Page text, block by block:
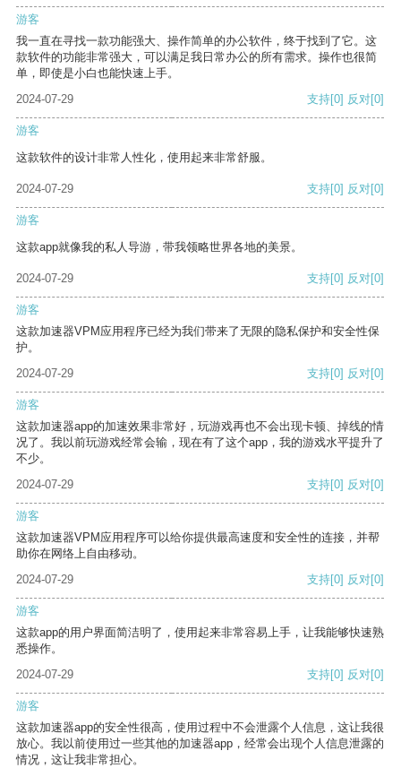
游客
我一直在寻找一款功能强大、操作简单的办公软件，终于找到了它。这
款软件的功能非常强大，可以满足我日常办公的所有需求。操作也很简
单，即使是小白也能快速上手。
2024-07-29
支持[0] 反对[0]
游客
这款软件的设计非常人性化，使用起来非常舒服。
2024-07-29 支持[0] 反对[0]
游客
这款app就像我的私人导游，带我领略世界各地的美景。
2024-07-29 支持[0] 反对[0]
游客
这款加速器VPM应用程序已经为我们带来了无限的隐私保护和安全性保
护。
2024-07-29
支持[0] 反对[0]
游客
这款加速器app的加速效果非常好，玩游戏再也不会出现卡顿、掉线的情
况了。我以前玩游戏经常会输，现在有了这个app，我的游戏水平提升了
不少。
2024-07-29
支持[0] 反对[0]
游客
这款加速器VPM应用程序可以给你提供最高速度和安全性的连接，并帮
助你在网络上自由移动。
2024-07-29
支持[0] 反对[0]
游客
这款app的用户界面简洁明了，使用起来非常容易上手，让我能够快速熟
悉操作。
2024-07-29
支持[0] 反对[0]
游客
这款加速器app的安全性很高，使用过程中不会泄露个人信息，这让我很
放心。我以前使用过一些其他的加速器app，经常会出现个人信息泄露的
情况，这让我非常担心。